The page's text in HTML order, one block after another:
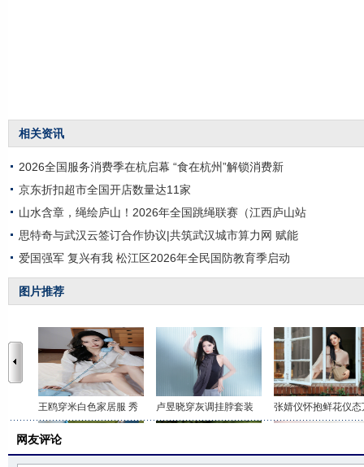
相关资讯
2026全国服务消费季在杭启幕 “食在杭州”解锁消费新
京东折扣超市全国开店数量达11家
山水含章，绳绘庐山！2026年全国跳绳联赛（江西庐山站
思特奇与武汉云签订合作协议|共筑武汉城市算力网 赋能
爱国强军 复兴有我 松江区2026年全民国防教育季启动
图片推荐
王鸥穿米白色家居服 秀 卢昱晓穿灰调挂脖套装 张婧仪怀抱鲜花仪态
网友评论